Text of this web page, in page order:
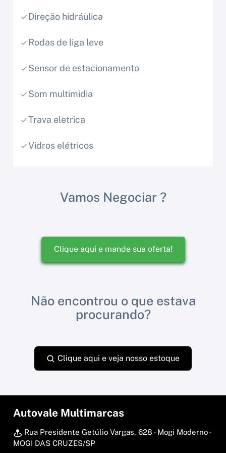
Direção hidráulica
Rodas de liga leve
Sensor de estacionamento
Som multimidia
Trava eletrica
Vidros elétricos
Vamos Negociar ?
Clique aqui e mande sua oferta!
Não encontrou o que estava
procurando?
Clique aqui e veja nosso estoque
Autovale Multimarcas
Rua Presidente Getúlio Vargas, 628 - Mogi Moderno -
MOGI DAS CRUZES/SP